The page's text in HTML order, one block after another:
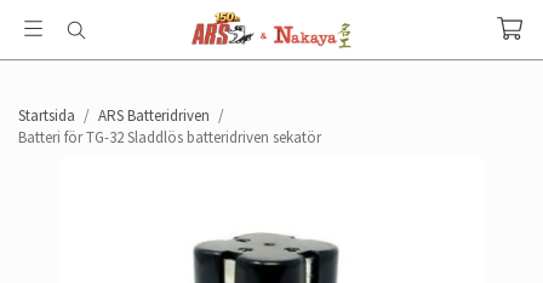
Startsida / ARS Batteridriven /
Batteri för TG-32 Sladdlös batteridriven sekatör